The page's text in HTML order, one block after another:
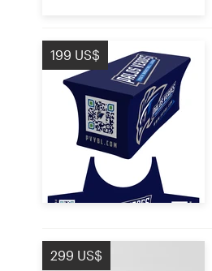
199 US$
299 US$
Torne-se um designer